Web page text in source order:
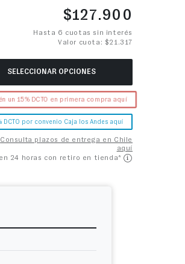
Precio habitual
$127.900
Hasta 6 cuotas sin interés
Valor cuota: $21.317
SELECCIONAR OPCIONES
un 15% DCTO en primera compra aquí
DCTO por convenio Caja los Andes aquí
Consulta plazos de entrega en Chile
aquí
24 horas con retiro en tienda*